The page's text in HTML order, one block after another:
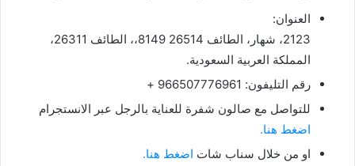
العنوان:
2123، شهار، الطائف 26514 8149،، الطائف 26311،
المملكة العربية السعودية.
رقم التليفون: 966507776961 +
للتواصل مع صالون شفرة للعناية بالرجل عبر الانستجرام
اضغط هنا.
او من خلال سناب شات اضغط هنا.